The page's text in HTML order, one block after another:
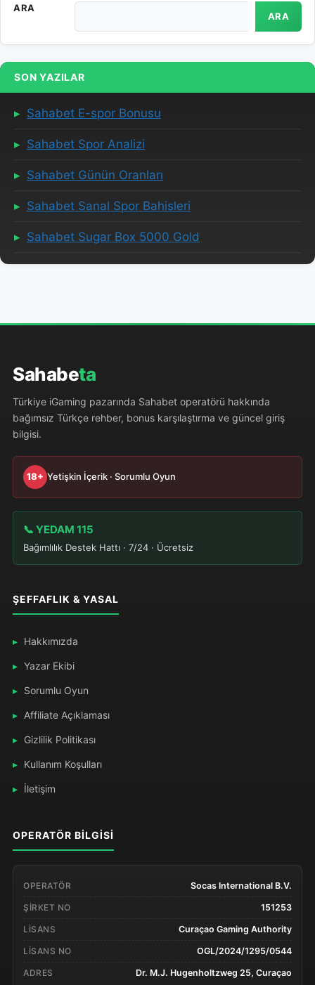
ARA
ARA
SON YAZILAR
Sahabet E-spor Bonusu
Sahabet Spor Analizi
Sahabet Günün Oranları
Sahabet Sanal Spor Bahisleri
Sahabet Sugar Box 5000 Gold
Sahabeta
Türkiye iGaming pazarında Sahabet operatörü hakkında
bağımsız Türkçe rehber, bonus karşılaştırma ve güncel giriş
bilgisi.
18+ Yetişkin İçerik · Sorumlu Oyun
📞 YEDAM 115
Bağımlılık Destek Hattı · 7/24 · Ücretsiz
ŞEFFAFLIK & YASAL
Hakkımızda
Yazar Ekibi
Sorumlu Oyun
Affiliate Açıklaması
Gizlilik Politikası
Kullanım Koşulları
İletişim
OPERATÖR BILGISI
OPERATÖR Socas International B.V.
ŞIRKET NO 151253
LISANS Curaçao Gaming Authority
LISANS NO OGL/2024/1295/0544
ADRES Dr. M.J. Hugenholtzweg 25, Curaçao